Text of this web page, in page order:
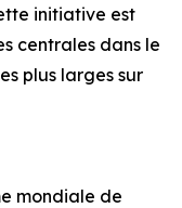
initiative est
centrales dans le
plus larges sur
mondiale de